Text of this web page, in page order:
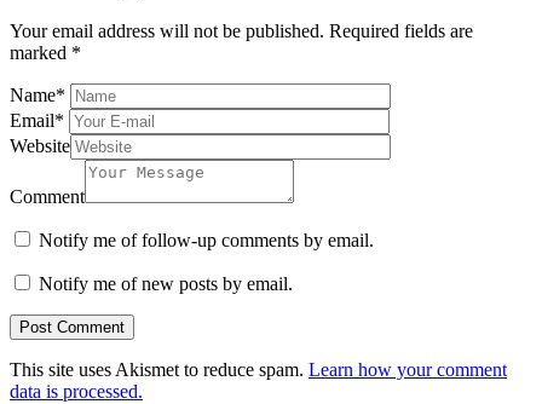
Your email address will not be published. Required fields are
marked *
Name*
Email*
Website
Comment
Notify me of follow-up comments by email.
Notify me of new posts by email.
This site uses Akismet to reduce spam. Learn how your comment
data is processed.